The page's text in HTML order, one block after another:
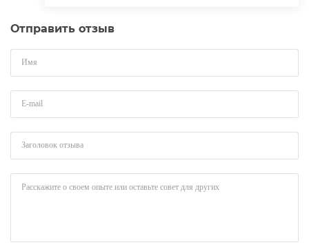
Отправить отзыв